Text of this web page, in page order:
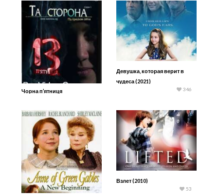
Чорна п’ятниця
Девушка, которая верит в
чудеса (2021)
346
Взлет (2010)
53